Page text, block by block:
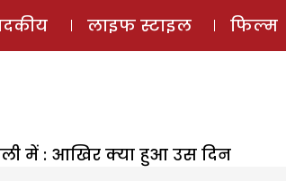
ई-
लाइफ स्टाइल फिल्म
में : आखिर क्या हुआ उस दिन